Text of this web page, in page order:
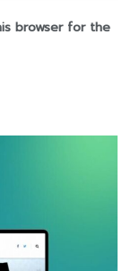
browser for the